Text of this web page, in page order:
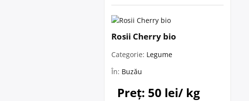
Rosii Cherry bio
Categorie: Legume
În: Buzău
Preț: 50 lei/ kg